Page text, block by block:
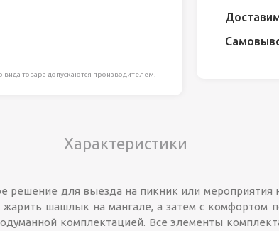
товара допускаются производителем.
Характеристики
для выезда на пикник или мероприятия
шашлык на мангале, а затем с
комплектацией. Все элементы